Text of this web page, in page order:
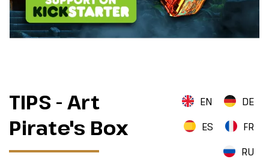
TIPS - Art
Pirate's Box
EN
DE
ES
FR
RU